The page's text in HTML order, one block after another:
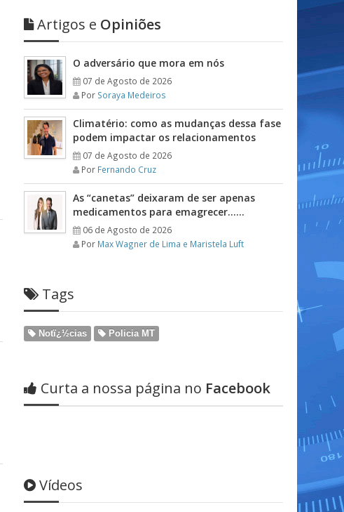
Artigos e Opiniões
O adversário que mora em nós
07 de Agosto de 2026
Por Soraya Medeiros
Climatério: como as mudanças dessa fase
podem impactar os relacionamentos
07 de Agosto de 2026
Por Fernando Cruz
As “canetas” deixaram de ser apenas
medicamentos para emagrecer……
06 de Agosto de 2026
Por Max Wagner de Lima e Maristela Luft
Tags
Notï¿½cias Policia MT
Curta a nossa página no Facebook
Vídeos